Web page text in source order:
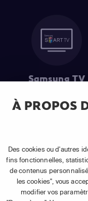
À PROPOS
Des cookies ou d'autres
fins fonctionnelles,
de contenus
les cookies", vous
modifier vos
Samsung TV
(2) Prix de
uniques d'activation,
(3) Restart & Replay: